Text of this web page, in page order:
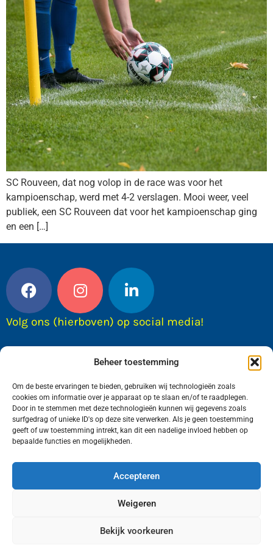
Beheer toestemming
Om de beste ervaringen te bieden, gebruiken wij technologieën zoals
cookies om informatie over je apparaat op te slaan en/of te raadplegen.
Door in te stemmen met deze technologieën kunnen wij gegevens zoals
surfgedrag of unieke ID's op deze site verwerken. Als je geen toestemming
geeft of uw toestemming intrekt, kan dit een nadelige invloed hebben op
bepaalde functies en mogelijkheden.
Accepteren
Weigeren
Bekijk voorkeuren
SC Rouveen, dat nog volop in de race was voor het
kampioenschap, werd met 4-2 verslagen. Mooi weer, veel
publiek, een SC Rouveen dat voor het kampioenschap ging
en een […]
Volg ons (hierboven) op social media!
Wij van FranekerActueel.nl verzorgen het nieuws
in de Gemeente Waadhoeke. Met als hoofdplaats
Copyright © FranekerActueel 2009-2026